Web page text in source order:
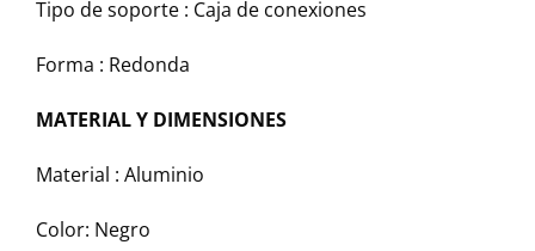
Tipo de soporte : Caja de conexiones
Forma : Redonda
MATERIAL Y DIMENSIONES
Material : Aluminio
Color: Negro